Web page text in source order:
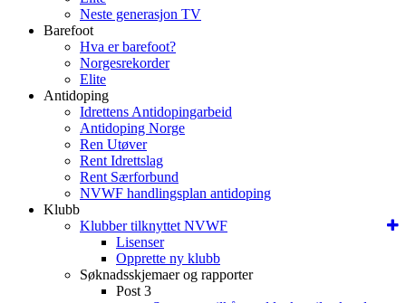
Neste generasjon TV
Barefoot
Hva er barefoot?
Norgesrekorder
Elite
Antidoping
Idrettens Antidopingarbeid
Antidoping Norge
Ren Utøver
Rent Idrettslag
Rent Særforbund
NVWF handlingsplan antidoping
Klubb
Klubber tilknyttet NVWF
Lisenser
Opprette ny klubb
Søknadsskjemaer og rapporter
Post 3